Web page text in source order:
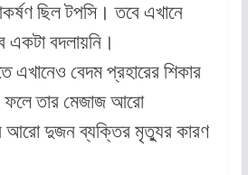
ছিল টপসি। তবে এখানে
একটা বদলায়নি।
এখানেও বেদম প্রহারের শিকার
ফলে তার মেজাজ আরো
আরো দুজন ব্যক্তির মৃত্যুর কারণ